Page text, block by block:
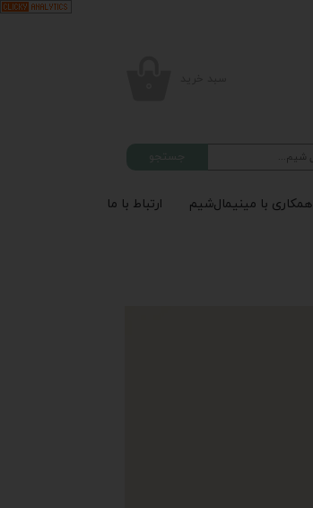
همکاری با مینیمال‌شیم ارتباط با ما